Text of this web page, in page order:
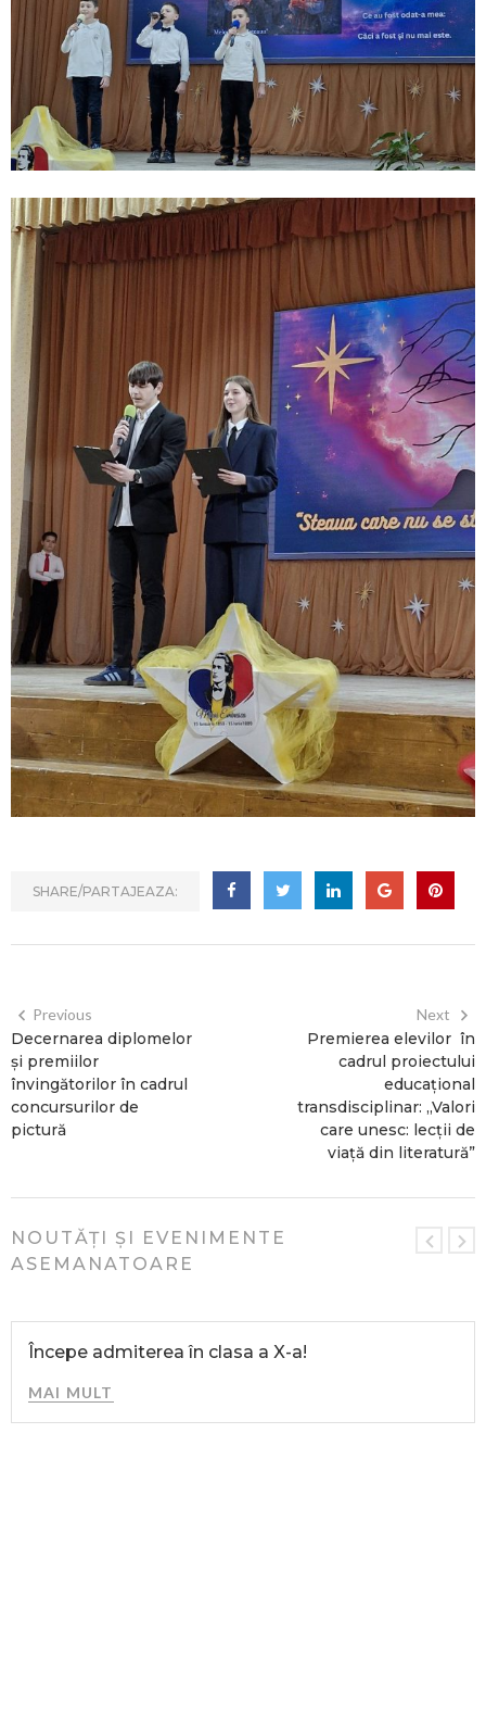
SHARE/PARTAJEAZA:
Previous
Decernarea diplomelor
și premiilor
învingătorilor în cadrul
concursurilor de
pictură
Next
Premierea elevilor în
cadrul proiectului
educațional
transdisciplinar: „Valori
care unesc: lecții de
viață din literatură”
NOUTĂȚI ȘI EVENIMENTE
ASEMANATOARE
Începe admiterea în clasa a X-a!
MAI MULT